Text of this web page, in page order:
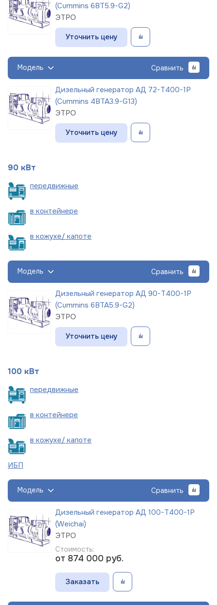
(Cummins 6BT5.9-G2)
ЭТРО
Уточнить цену
Модель Сравнить
Дизельный генератор АД 72-Т400-1Р
(Cummins 4BTA3.9-G13)
ЭТРО
Уточнить цену
90 кВт
передвижные
в контейнере
в кожухе/ капоте
Модель Сравнить
Дизельный генератор АД 90-Т400-1Р
(Cummins 6BTA5.9-G2)
ЭТРО
Уточнить цену
100 кВт
передвижные
в контейнере
в кожухе/ капоте
ИБП
Модель Сравнить
Дизельный генератор АД 100-Т400-1Р
(Weichai)
ЭТРО
Стоимость:
от 874 000 руб.
Заказать